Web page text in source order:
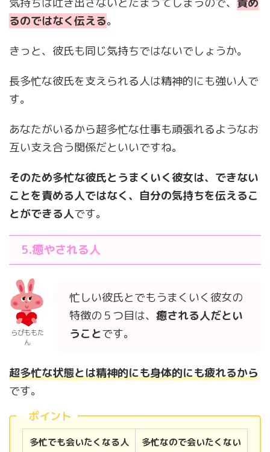
るのではなく伝える。
きっと、彼氏も同じ気持ちではないでしょうか。
長多忙な彼氏を支えられる人は精神的にも強い人で
す。
あなたがいるから超多忙な仕事も頑張れるようなお
互い支え合う関係だといいですね。
そのため多忙な彼氏とうまくいく彼女は、できない
ことを責める人ではなく、自分の気持ちを伝えるこ
とができる人です。
5.癒やされる人
らぴももた
ん
忙しい彼氏とでもうまくいく彼女の
特徴の５つ目は、 癒される人だとい
うことです。
超多忙な状態とは精神的にも身体的にも疲れるから
です。
ポイント
多忙でも会いたくなる人
多忙なので会いたくない